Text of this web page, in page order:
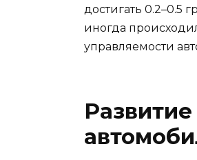
достигать 0.2–0.5
иногда
управляемости